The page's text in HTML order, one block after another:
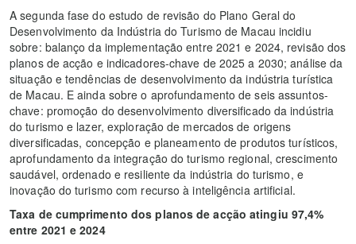
A segunda fase do estudo de revisão do Plano Geral do
Desenvolvimento da Indústria do Turismo de Macau incidiu
sobre: balanço da implementação entre 2021 e 2024, revisão dos
planos de acção e indicadores-chave de 2025 a 2030; análise da
situação e tendências de desenvolvimento da indústria turística
de Macau. E ainda sobre o aprofundamento de seis assuntos-
chave: promoção do desenvolvimento diversificado da indústria
do turismo e lazer, exploração de mercados de origens
diversificadas, concepção e planeamento de produtos turísticos,
aprofundamento da integração do turismo regional, crescimento
saudável, ordenado e resiliente da indústria do turismo, e
inovação do turismo com recurso à inteligência artificial.
Taxa de cumprimento dos planos de acção atingiu 97,4%
entre 2021 e 2024